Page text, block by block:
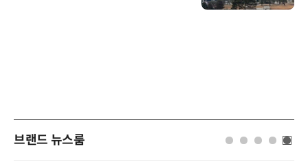
브랜드 뉴스룸